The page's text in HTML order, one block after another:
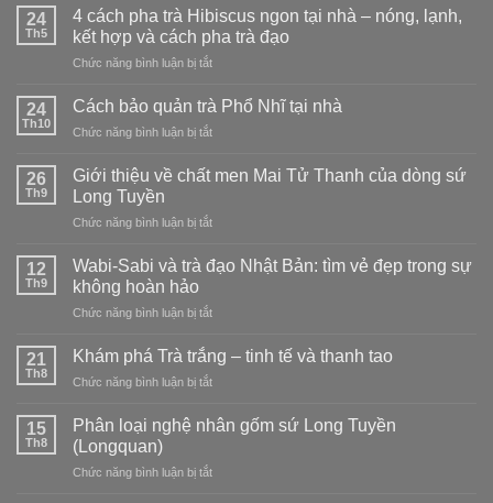
Mai
Tử
Thanh
vs
Phấn
chọn
nào?
24
Th5
4 cách pha trà Hibiscus ngon tại nhà – nóng, lạnh,
kết hợp và cách pha trà đạo
Chức năng bình luận bị tắtở
cách
trà
ngon
–
lạnh,
pha
trà
24
Th10
Cách bảo quản trà Phổ Nhĩ tại nhà
Chức năng bình luận bị tắtở
Phổ
tại
26
Th9
Giới thiệu về chất men Mai Tử Thanh của dòng sứ
Long Tuyền
Chức năng bình luận bị tắtở
thiệu
về
men
Tử
của
sứ
12
Th9
Wabi-Sabi và trà đạo Nhật Bản: tìm vẻ đẹp trong sự
không hoàn hảo
Chức năng bình luận bị tắtở
và
trà
Nhật
vẻ
21
Th8
Khám phá Trà trắng – tinh tế và thanh tao
Chức năng bình luận bị tắtở
phá
–
15
Th8
Phân loại nghệ nhân gốm sứ Long Tuyền
(Longquan)
Chức năng bình luận bị tắtở